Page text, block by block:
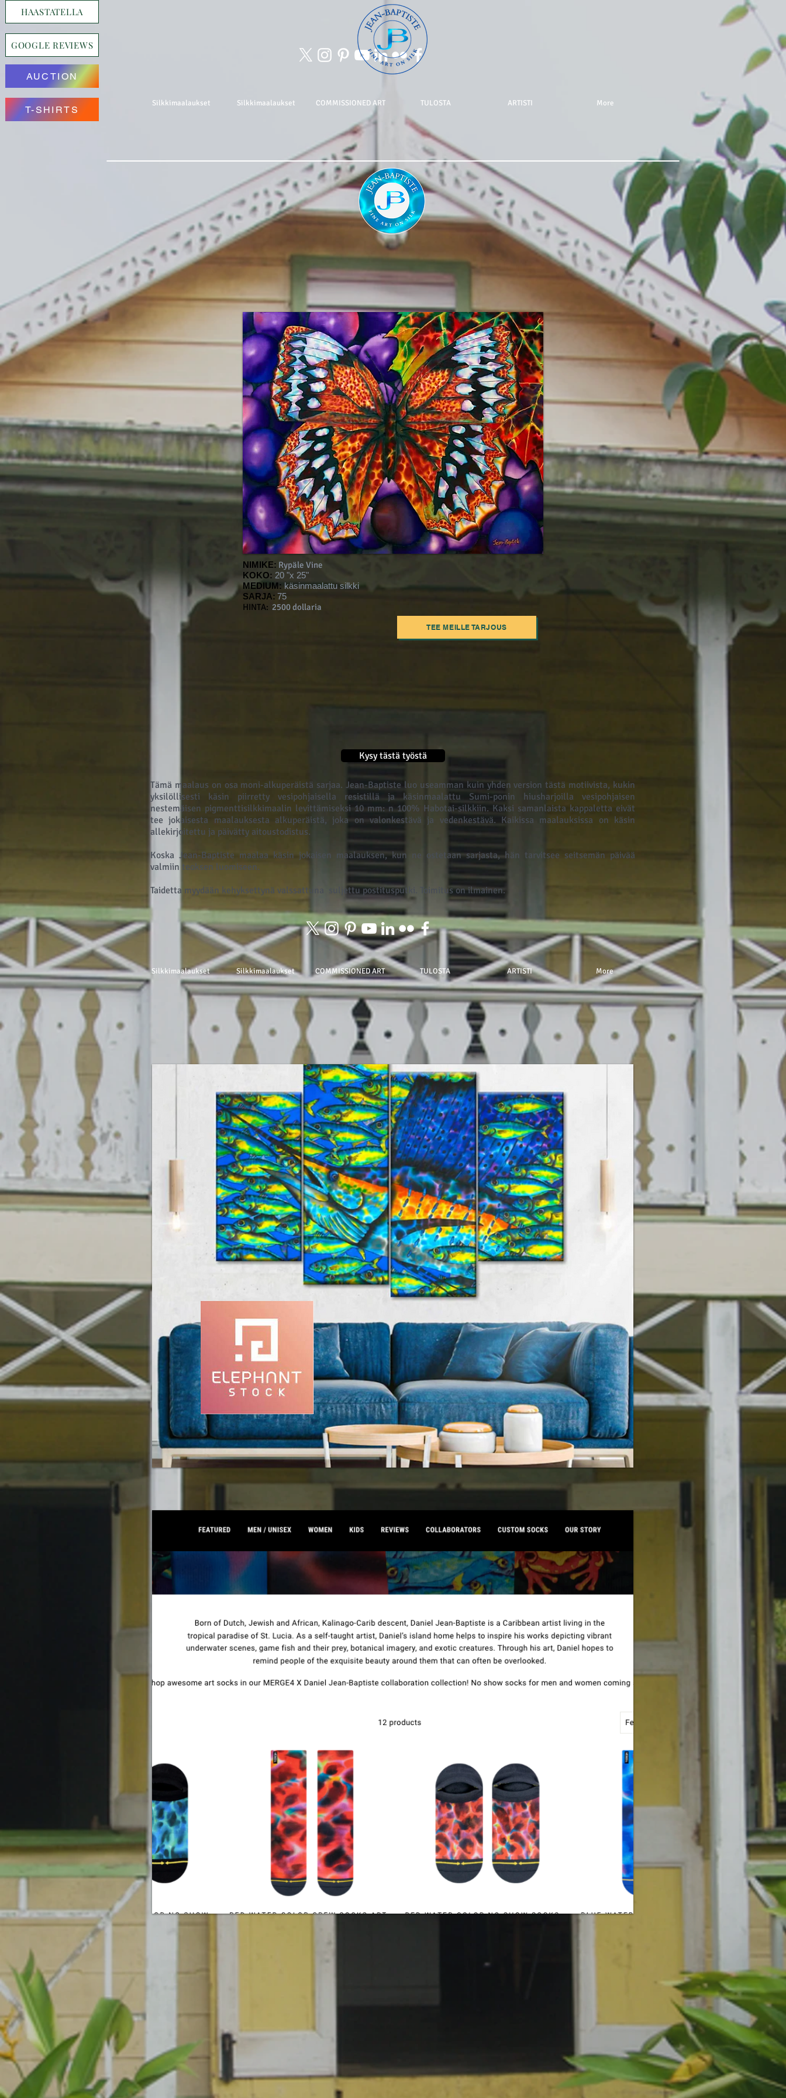
HAASTATELLA
GOOGLE REVIEWS
AUCTION
T-SHIRTS
Silkkimaalaukset Silkkimaalaukset COMMISSIONED ART TULOSTA ARTISTI More
NIMIKE: Rypäle Vine
KOKO: 20 "x 25"
MEDIUM: käsinmaalattu silkki
SARJA: 75
HINTA: 2500 dollaria
TEE MEILLE TARJOUS
Kysy tästä työstä
Tämä maalaus on osa moni-alkuperäistä sarjaa. Jean-Baptiste luo useamman kuin yhden version tästä motiivista, kukin
yksilöllisesti käsin piirretty vesipohjaisella resistillä ja käsinmaalattu Sumi-ponin hiusharjoilla vesipohjaisen
nestemäisen pigmenttisilkkimaalin levittämiseksi 10 mm: n 100% Habotai-silkkiin. Kaksi samanlaista kappaletta eivät
tee jokaisesta maalauksesta alkuperäistä, joka on valonkestävä ja vedenkestävä. Kaikissa maalauksissa on käsin
allekirjoitettu ja päivätty aitoustodistus.
Koska Jean-Baptiste maalaa käsin jokaisen maalauksen, kun ne ostetaan sarjasta, hän tarvitsee seitsemän päivää
valmiin teoksen luomiseen.
Taidetta myydään kehyksettynä valssattuna
suljettu postitusputki. Toimitus on ilmainen.
Silkkimaalaukset Silkkimaalaukset COMMISSIONED ART TULOSTA ARTISTI More